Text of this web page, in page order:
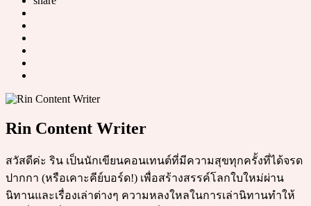
Rin Content Writer
สวัสดีค่ะ ริน เป็นนักเขียนคอนเทนต์ที่มีความสุขทุกครั้งที่ได้จรด
ปากกา (หรือเคาะคีย์บอร์ด!) เพื่อสร้างสรรค์โลกใบใหม่ผ่าน
นิทานและเรื่องเล่าต่างๆ ความหลงใหลในการเล่านิทานทำให้